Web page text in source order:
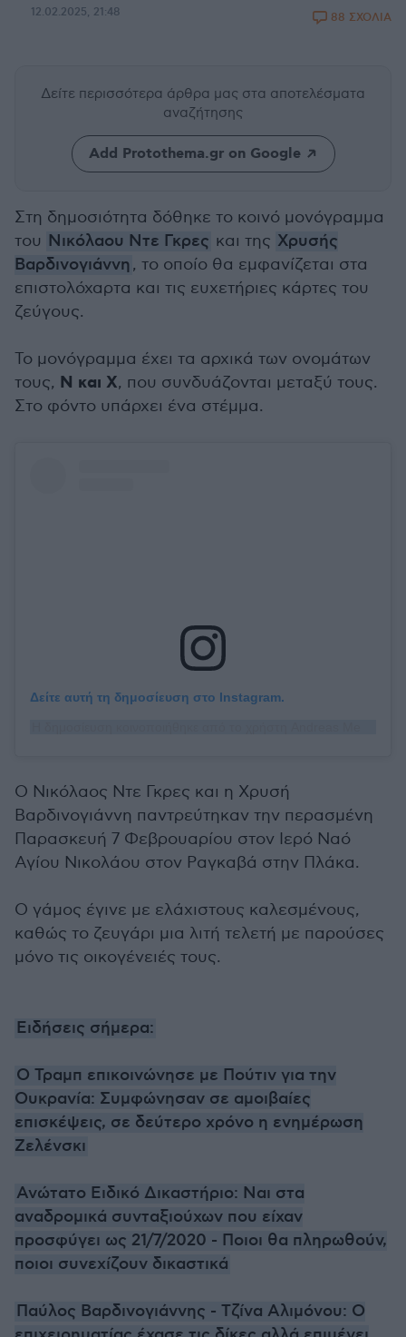
12.02.2025, 21:48 88 ΣΧΟΛΙΑ
Δείτε περισσότερα άρθρα μας στα αποτελέσματα
αναζήτησης
Add Protothema.gr on Google
Στη δημοσιότητα δόθηκε το κοινό μονόγραμμα
του Νικόλαου Ντε Γκρες και της Χρυσής
Βαρδινογιάννη, το οποίο θα εμφανίζεται στα
επιστολόχαρτα και τις ευχετήριες κάρτες του
ζεύγους.
Το μονόγραμμα έχει τα αρχικά των ονομάτων
τους, Ν και Χ, που συνδυάζονται μεταξύ τους.
Στο φόντο υπάρχει ένα στέμμα.
Δείτε αυτή τη δημοσίευση στο Instagram.
Ο Νικόλαος Ντε Γκρες και η Χρυσή
Βαρδινογιάννη παντρεύτηκαν την περασμένη
Παρασκευή 7 Φεβρουαρίου στον Ιερό Ναό
Αγίου Νικολάου στον Ραγκαβά στην Πλάκα.
Ο γάμος έγινε με ελάχιστους καλεσμένους,
καθώς το ζευγάρι μια λιτή τελετή με παρούσες
μόνο τις οικογένειές τους.
Ειδήσεις σήμερα:
Ο Τραμπ επικοινώνησε με Πούτιν για την
Ουκρανία: Συμφώνησαν σε αμοιβαίες
επισκέψεις, σε δεύτερο χρόνο η ενημέρωση
Ζελένσκι
Ανώτατο Ειδικό Δικαστήριο: Ναι στα
αναδρομικά συνταξιούχων που είχαν
προσφύγει ως 21/7/2020 - Ποιοι θα πληρωθούν,
ποιοι συνεχίζουν δικαστικά
Παύλος Βαρδινογιάννης - Τζίνα Αλιμόνου: Ο